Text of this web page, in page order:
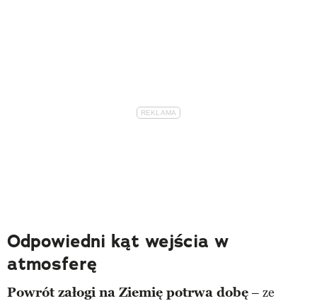
Odpowiedni kąt wejścia w
atmosferę
Powrót załogi na Ziemię potrwa dobę– ze